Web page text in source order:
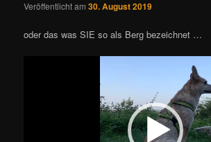
Veröffentlicht am30. August 2019
oder das was SIE so als Berg bezeichnet …